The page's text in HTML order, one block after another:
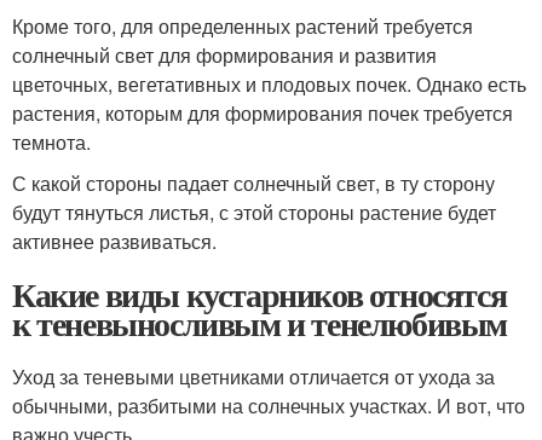
Кроме того, для определенных растений требуется
солнечный свет для формирования и развития
цветочных, вегетативных и плодовых почек. Однако есть
растения, которым для формирования почек требуется
темнота.
С какой стороны падает солнечный свет, в ту сторону
будут тянуться листья, с этой стороны растение будет
активнее развиваться.
Какие виды кустарников относятся
к теневыносливым и тенелюбивым
Уход за теневыми цветниками отличается от ухода за
обычными, разбитыми на солнечных участках. И вот, что